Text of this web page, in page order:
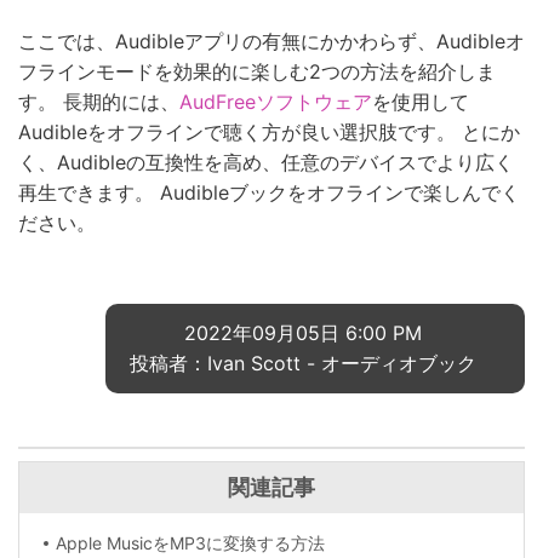
ここでは、Audibleアプリの有無にかかわらず、Audibleオ
フラインモードを効果的に楽しむ2つの方法を紹介しま
す。 長期的には、 AudFreeソフトウェアを使用して
Audibleをオフラインで聴く方が良い選択肢です。 とにか
く、Audibleの互換性を高め、任意のデバイスでより広く
再生できます。 Audibleブックをオフラインで楽しんでく
ださい。
2022年09月05日 6:00 PM
投稿者：Ivan Scott - オーディオブック
関連記事
Apple MusicをMP3に変換する方法